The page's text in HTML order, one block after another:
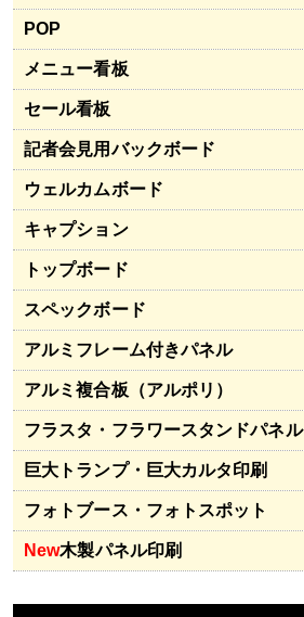
POP
メニュー看板
セール看板
記者会見用バックボード
ウェルカムボード
キャプション
トップボード
スペックボード
アルミフレーム付きパネル
アルミ複合板（アルポリ）
フラスタ・フラワースタンドパネル
巨大トランプ・巨大カルタ印刷
フォトブース・フォトスポット
New木製パネル印刷